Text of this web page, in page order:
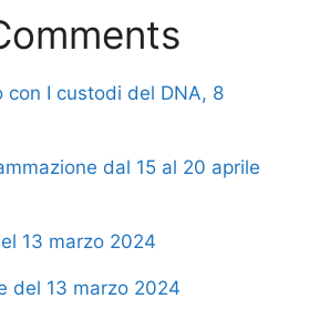
con I custodi del DNA, 8
dal 15 al 20 aprile
13 marzo 2024
del 13 marzo 2024